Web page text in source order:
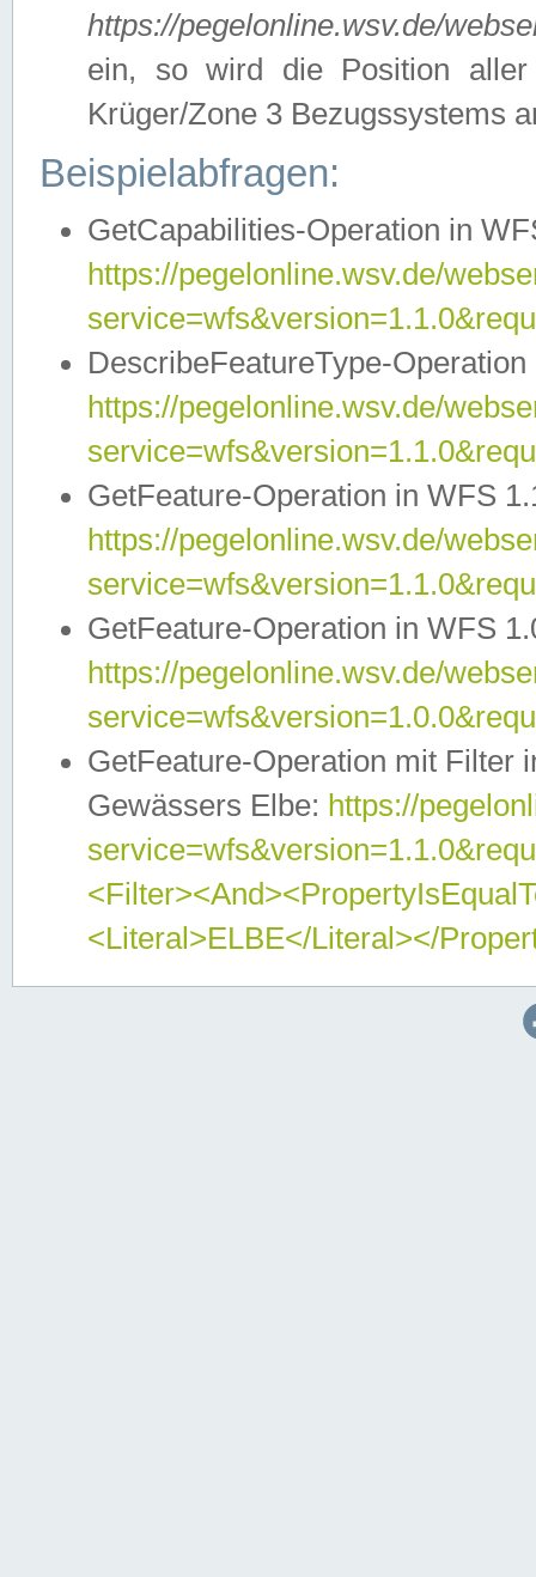
https://pegelonline.wsv.de/
ein, so wird die Position
Krüger/Zone 3 Bezugssystems
Beispielabfragen:
GetCapabilities-Operation in
https://pegelonline.wsv.de/
DescribeFeatureType-
https://pegelonline.wsv.de/
GetFeature-Operation in WFS
https://pegelonline.wsv.de/
GetFeature-Operation in WFS
https://pegelonline.wsv.de/
GetFeature-Operation mit Filter
Gewässers Elbe: https://
<Literal>ELBE</Literal></